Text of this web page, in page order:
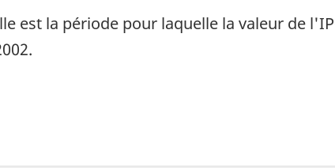
est la période pour laquelle la valeur de